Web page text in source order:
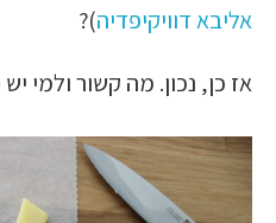
אליבא דוויקיפדיה)?
אז כן, נכון. מה קשור ולמי